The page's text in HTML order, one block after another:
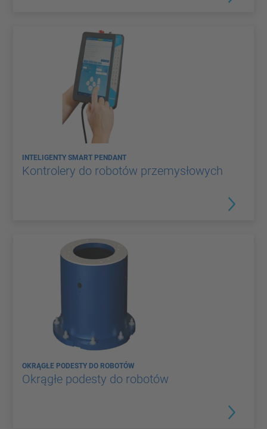
INTELIGENTY SMART PENDANT
Kontrolery do robotów przemysłowych
OKRĄGŁE PODESTY DO ROBOTÓW
Okrągłe podesty do robotów